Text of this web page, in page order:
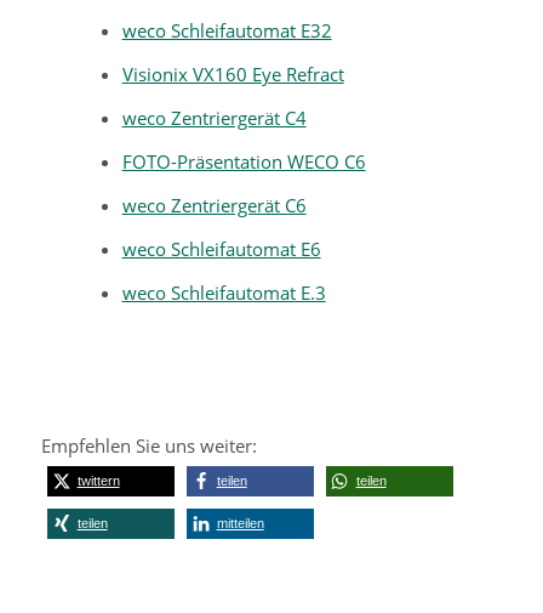
weco Schleifautomat E32
Visionix VX160 Eye Refract
weco Zentriergerät C4
FOTO-Präsentation WECO C6
weco Zentriergerät C6
weco Schleifautomat E6
weco Schleifautomat E.3
Empfehlen Sie uns weiter:
twittern teilen teilen
teilen mitteilen